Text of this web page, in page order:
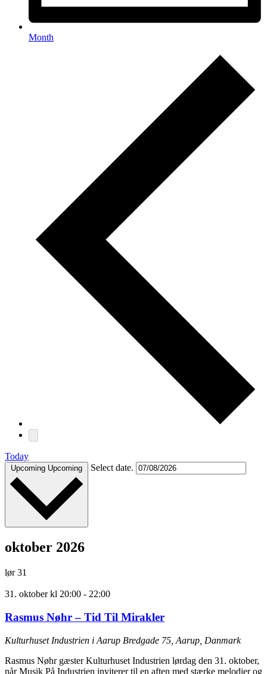
Month
Today
Upcoming Upcoming Select date.
oktober 2026
lør31
31. oktober kl 20:00 - 22:00
Rasmus Nøhr – Tid Til Mirakler
Kulturhuset Industrien i Aarup Bredgade 75, Aarup, Danmark
Rasmus Nøhr gæster Kulturhuset Industrien lørdag den 31. oktober,
når Musik På Industrien inviterer til en aften med stærke melodier og